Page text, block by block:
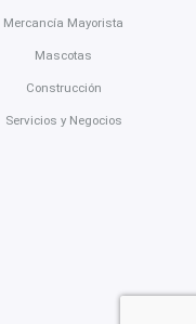
Mercancía Mayorista
Mascotas
Construcción
Servicios y Negocios